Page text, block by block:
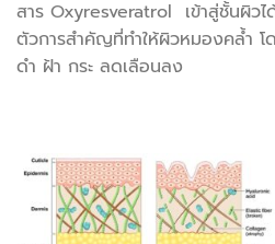
สาร Oxyresveratrol เข้าสู่ชั้นผิวไ
ตัวการสำคัญที่ทำให้ผิวหมองคล้ำ โ
ดำ ฝ้า กระ ลดเลือนลง